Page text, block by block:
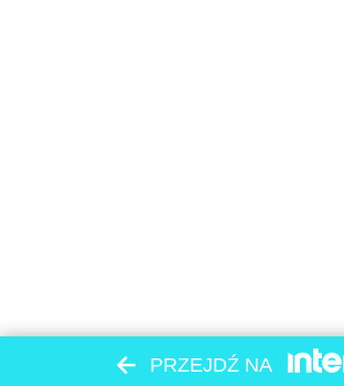
PRZEJDŹ NA